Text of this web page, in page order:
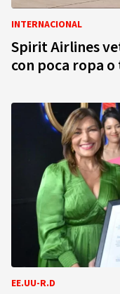
INTERNACIONAL
Spirit Airlines
con poca ropa
EE.UU-R.D